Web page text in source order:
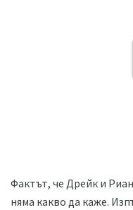
Фактът, че Дрейк и
няма какво да каже.